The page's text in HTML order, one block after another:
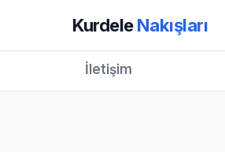
KurdeleNakışları
İletişim